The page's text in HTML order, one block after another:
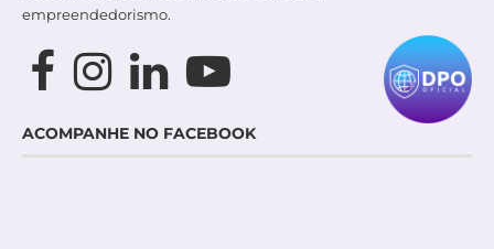
empreendedorismo.
ACOMPANHE NO FACEBOOK